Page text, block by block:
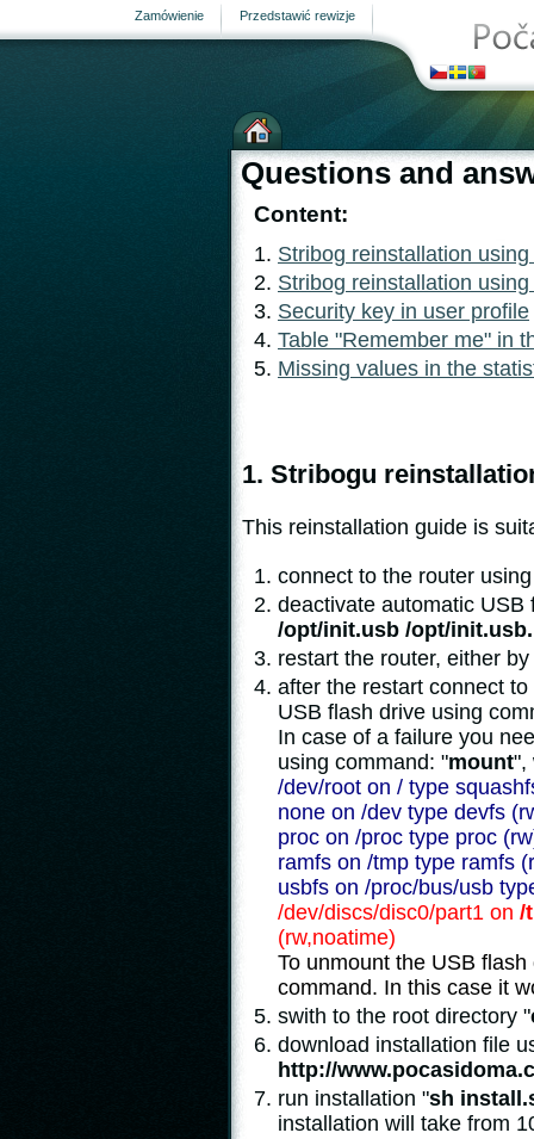
Przedstawić rewizje
Zamówienie
strona
Questions and
Content:
Stribog reinstallation
Stribog reinstallation
Security key in user profile
Table "Remember me" in
Missing values in the
1. Stribogu
This reinstallation guide is
connect to the router
deactivate automatic
/opt/init.usb /opt/
restart the router, either
after the restart connect
USB flash drive using
In case of a failure you
using command: "mount",
/dev/root on / type
none on /dev type devfs
proc on /proc type proc
ramfs on /tmp type ramfs
usbfs on /proc/bus/usb
/dev/discs/disc0/part1 on /
(rw,noatime)
To unmount the USB
command. In this case it
swith to the root directory "
download installation file
http://
run installation "sh
installation will take from